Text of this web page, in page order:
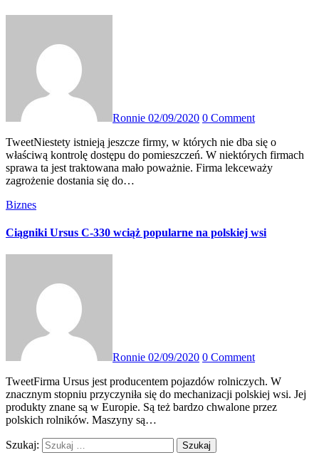
Ronnie 02/09/2020 0 Comment
TweetNiestety istnieją jeszcze firmy, w których nie dba się o
właściwą kontrolę dostępu do pomieszczeń. W niektórych firmach
sprawa ta jest traktowana mało poważnie. Firma lekceważy
zagrożenie dostania się do…
Biznes
Ciągniki Ursus C-330 wciąż popularne na polskiej wsi
Ronnie 02/09/2020 0 Comment
TweetFirma Ursus jest producentem pojazdów rolniczych. W
znacznym stopniu przyczyniła się do mechanizacji polskiej wsi. Jej
produkty znane są w Europie. Są też bardzo chwalone przez
polskich rolników. Maszyny są…
Szukaj: